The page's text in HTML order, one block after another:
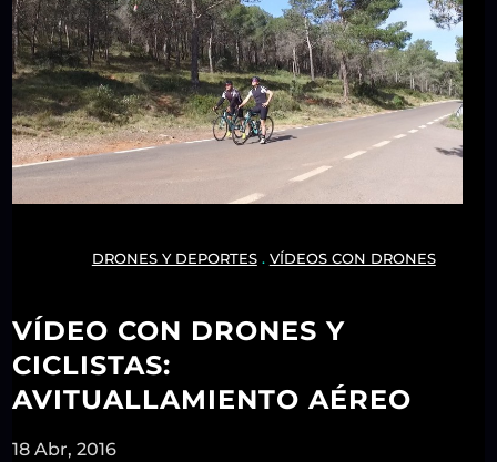
DRONES Y DEPORTES. VÍDEOS CON DRONES
VÍDEO CON DRONES Y
CICLISTAS:
AVITUALLAMIENTO AÉREO
18 Abr, 2016